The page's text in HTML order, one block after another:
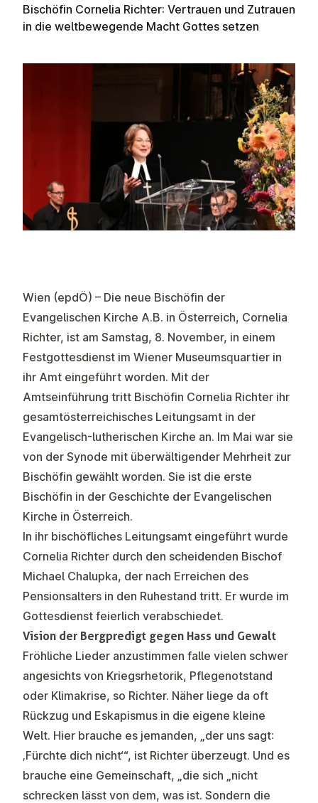
Bischöfin Cornelia Richter: Vertrauen und Zutrauen
in die weltbewegende Macht Gottes setzen
Wien (epdÖ) – Die neue Bischöfin der
Evangelischen Kirche A.B. in Österreich, Cornelia
Richter, ist am Samstag, 8. November, in einem
Festgottesdienst im Wiener Museumsquartier in
ihr Amt eingeführt worden. Mit der
Amtseinführung tritt Bischöfin Cornelia Richter ihr
gesamtösterreichisches Leitungsamt in der
Evangelisch-lutherischen Kirche an. Im Mai war sie
von der Synode mit überwältigender Mehrheit zur
Bischöfin gewählt worden. Sie ist die erste
Bischöfin in der Geschichte der Evangelischen
Kirche in Österreich.
In ihr bischöfliches Leitungsamt eingeführt wurde
Cornelia Richter durch den scheidenden Bischof
Michael Chalupka, der nach Erreichen des
Pensionsalters in den Ruhestand tritt. Er wurde im
Gottesdienst feierlich verabschiedet.
Vision der Bergpredigt gegen Hass und Gewalt
Fröhliche Lieder anzustimmen falle vielen schwer
angesichts von Kriegsrhetorik, Pflegenotstand
oder Klimakrise, so Richter. Näher liege da oft
Rückzug und Eskapismus in die eigene kleine
Welt. Hier brauche es jemanden, „der uns sagt:
‚Fürchte dich nicht‘“, ist Richter überzeugt. Und es
brauche eine Gemeinschaft, „die sich „nicht
schrecken lässt von dem, was ist. Sondern die